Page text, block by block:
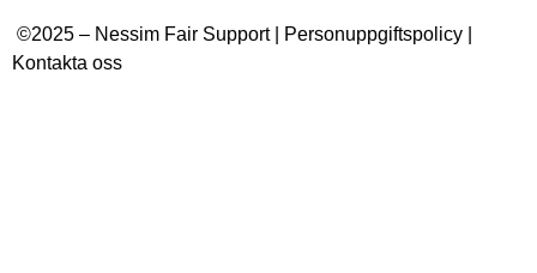
©2025 – Nessim Fair Support | Personuppgiftspolicy |
Kontakta oss